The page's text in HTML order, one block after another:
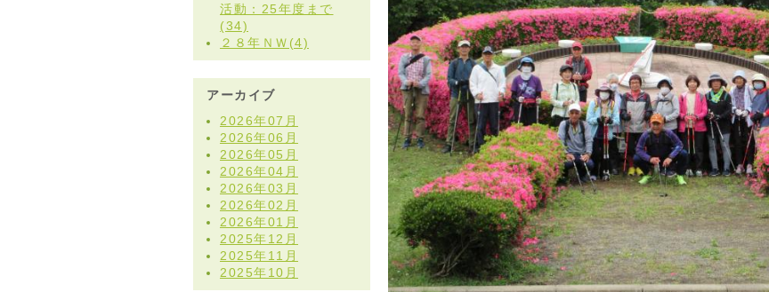
活動：25年度まで
(34)
２８年ＮＷ(4)
アーカイブ
2026年07月
2026年06月
2026年05月
2026年04月
2026年03月
2026年02月
2026年01月
2025年12月
2025年11月
2025年10月